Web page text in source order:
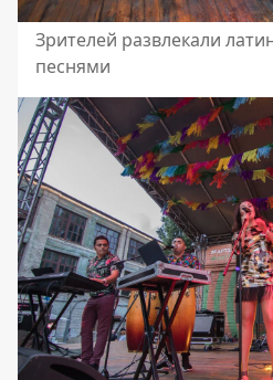
Зрителей развлекали
песнями